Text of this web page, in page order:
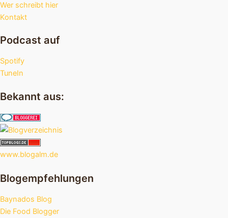
Wer schreibt hier
Kontakt
Podcast auf
Spotify
TuneIn
Bekannt aus:
www.blogalm.de
Blogempfehlungen
Baynados Blog
Die Food Blogger